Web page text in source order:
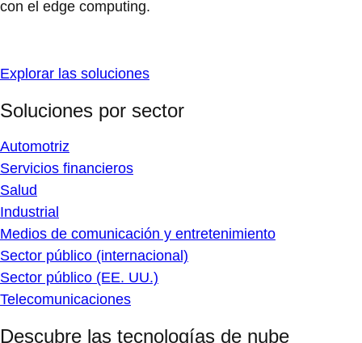
con el edge computing.
Explorar las soluciones
Soluciones por sector
Automotriz
Servicios financieros
Salud
Industrial
Medios de comunicación y entretenimiento
Sector público (internacional)
Sector público (EE. UU.)
Telecomunicaciones
Descubre las tecnologías de nube